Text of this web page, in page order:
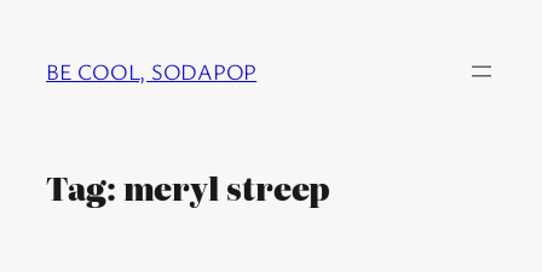
BE COOL, SODAPOP
Tag:meryl streep